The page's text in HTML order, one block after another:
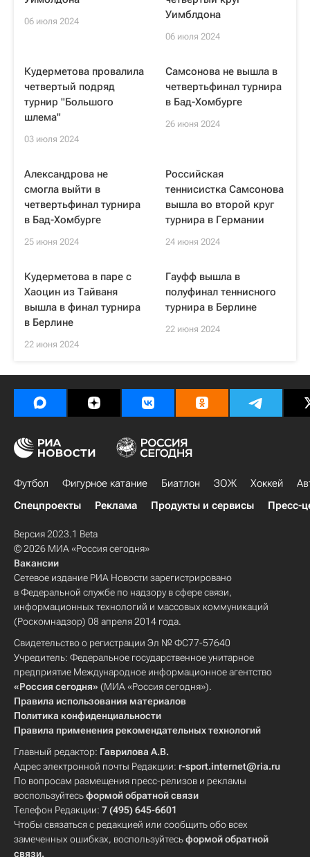
06 июля 2024
Уимблдона
06 июля 2024
Кудерметова провалила
четвертый подряд
турнир "Большого
шлема"
03 июля 2024
Самсонова не вышла в
четвертьфинал турнира
в Бад-Хомбурге
26 июня 2024
Александрова не
смогла выйти в
четвертьфинал турнира
в Бад-Хомбурге
25 июня 2024
Российская
теннисистка Самсонова
вышла во второй круг
турнира в Германии
24 июня 2024
Кудерметова в паре с
Хаоцин из Тайваня
вышла в финал турнира
в Берлине
22 июня 2024
Гауфф вышла в
полуфинал теннисного
турнира в Берлине
22 июня 2024
Футбол Фигурное катание Биатлон ЗОЖ Хоккей
Спецпроекты
Реклама Продукты и сервисы Пресс-
Версия 2023.1 Beta
© 2026 МИА «Россия сегодня»
Вакансии
Сетевое издание РИА Новости зарегистрировано
в Федеральной службе по надзору в сфере связи,
информационных технологий и массовых коммуникаций
(Роскомнадзор) 08 апреля 2014 года.
Свидетельство о регистрации Эл № ФС77-57640
Учредитель: Федеральное государственное унитарное
предприятие Международное информационное агентство
«Россия сегодня» (МИА «Россия сегодня»).
Правила использования материалов
Политика конфиденциальности
Правила применения рекомендательных технологий
Главный редактор: Гаврилова А.В.
Адрес электронной почты Редакции: r-sport.internet@ria.ru
По вопросам размещения пресс-релизов и рекламы
воспользуйтесьформой обратной связи
Телефон Редакции: 7 (495) 645-6601
Чтобы связаться с редакцией или сообщить обо всех
замеченных ошибках, воспользуйтесьформой обратной
связи.